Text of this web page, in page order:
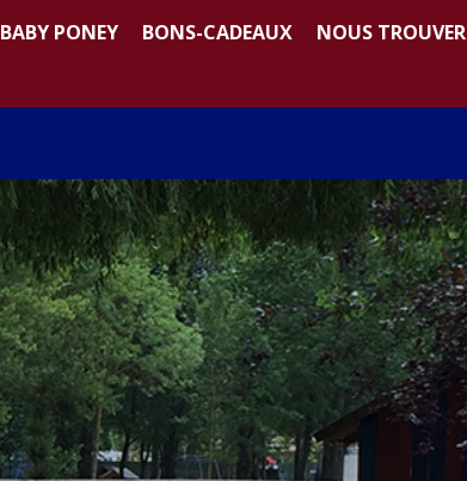
BABY PONEY BONS-CADEAUX
NOUS TROUVER